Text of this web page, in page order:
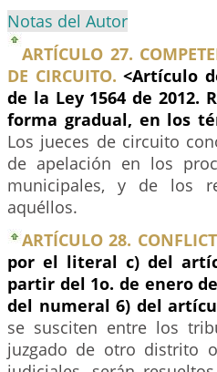
Notas del Autor
ARTÍCULO 27.
DE CIRCUITO. <Artículo
de la Ley 1564 de 2012.
forma gradual, en los
Los jueces de circuito
de apelación en los
municipales, y de los
aquéllos.
ARTÍCULO 28.
por el literal c) del
partir del 1o. de enero
del numeral 6) del
se susciten entre los
juzgado de otro distrito